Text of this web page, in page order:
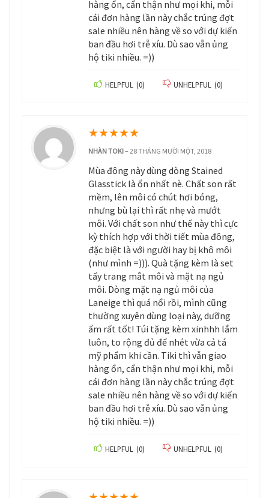
hàng ổn, cẩn thận như mọi khi, mỗi
cái đơn hàng lần này chắc trúng đợt
sale nhiều nên hàng về so với dự kiến
ban đầu hơi trễ xíu. Dù sao vẫn ủng
hộ tiki nhiều. =))
HELPFUL (0) UNHELPFUL (0)
★★★★★
NHÀN TOKI–28 THÁNG MƯỜI MỘT, 2018
Mùa đông này dùng dòng Stained
Glasstick là ổn nhất nè. Chất son rất
mềm, lên môi có chút hơi bóng,
nhưng bù lại thì rất nhẹ và mướt
môi. Với chất son như thế này thì cực
kỳ thích hợp với thời tiết mùa đông,
đặc biệt là với người hay bị khô môi
(như mình =))). Quà tặng kèm là set
tẩy trang mắt môi và mặt nạ ngủ
môi. Dòng mặt nạ ngủ môi của
Laneige thì quá nổi rồi, mình cũng
thường xuyên dùng loại này, dưỡng
ẩm rất tốt! Túi tặng kèm xinhhh lắm
luôn, to rộng đủ để nhét vừa cả tá
mỹ phẩm khi cần. Tiki thì vẫn giao
hàng ổn, cẩn thận như mọi khi, mỗi
cái đơn hàng lần này chắc trúng đợt
sale nhiều nên hàng về so với dự kiến
ban đầu hơi trễ xíu. Dù sao vẫn ủng
hộ tiki nhiều. =))
HELPFUL (0) UNHELPFUL (0)